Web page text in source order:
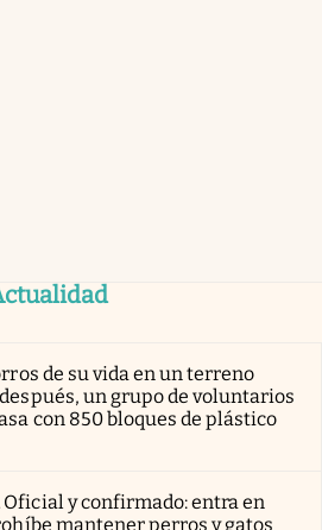
de su vida en un terreno
un grupo de voluntarios
con 850 bloques de plástico
Oficial y confirmado: entra en
mantener perros y gatos